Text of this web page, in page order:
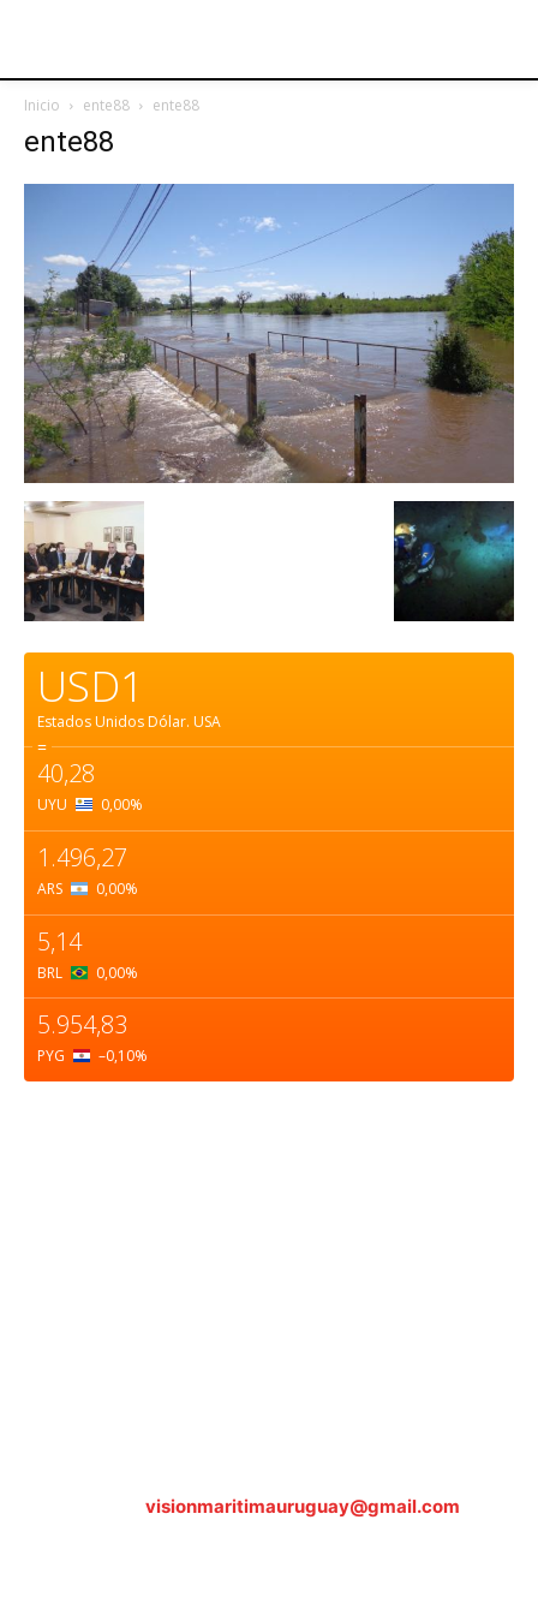
Inicio ente88 ente88
ente88
USD1
Estados Unidos Dólar. USA
=
40,28
UYU 0,00%
1.496,27
ARS 0,00%
5,14
BRL 0,00%
5.954,83
PYG –0,10%
visionmaritimauruguay@gmail.com